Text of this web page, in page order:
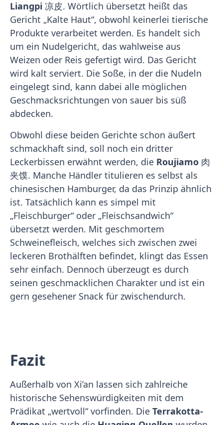
Liangpi 凉皮. Wörtlich übersetzt heißt das
Gericht „Kalte Haut“, obwohl keinerlei tierische
Produkte verarbeitet werden. Es handelt sich
um ein Nudelgericht, das wahlweise aus
Weizen oder Reis gefertigt wird. Das Gericht
wird kalt serviert. Die Soße, in der die Nudeln
eingelegt sind, kann dabei alle möglichen
Geschmacksrichtungen von sauer bis süß
abdecken.
Obwohl diese beiden Gerichte schon äußert
schmackhaft sind, soll noch ein dritter
Leckerbissen erwähnt werden, die Roujiamo 肉
夹馍. Manche Händler titulieren es selbst als
chinesischen Hamburger, da das Prinzip ähnlich
ist. Tatsächlich kann es simpel mit
„Fleischburger“ oder „Fleischsandwich“
übersetzt werden. Mit geschmortem
Schweinefleisch, welches sich zwischen zwei
leckeren Brothälften befindet, klingt das Essen
sehr einfach. Dennoch überzeugt es durch
seinen geschmacklichen Charakter und ist ein
gern gesehener Snack für zwischendurch.
Fazit
Außerhalb von Xi’an lassen sich zahlreiche
historische Sehenswürdigkeiten mit dem
Prädikat „wertvoll“ vorfinden. Die Terrakotta-